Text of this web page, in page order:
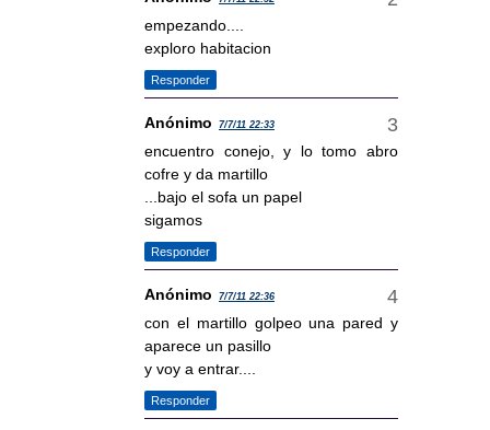
empezando....
exploro habitacion
Responder
Anónimo 7/7/11 22:33
encuentro conejo, y lo tomo abro
cofre y da martillo
...bajo el sofa un papel
sigamos
Responder
Anónimo 7/7/11 22:36
con el martillo golpeo una pared y
aparece un pasillo
y voy a entrar....
Responder